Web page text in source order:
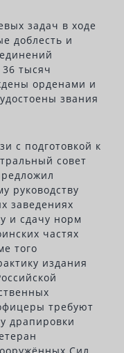
задач в ходе
доблесть и
тысяч
орденами и
звания
с подготовкой к
совет
руководству
заведениях
и сдачу норм
частях
того
издания
требуют
драпировки